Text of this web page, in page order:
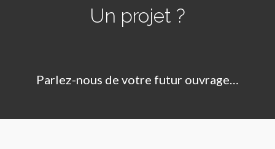
Un projet ?
Parlez-nous de votre futur ouvrage…